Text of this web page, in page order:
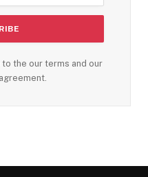
to the our terms and our
agreement.